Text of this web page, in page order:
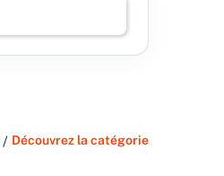
/ Découvrez la catégorie